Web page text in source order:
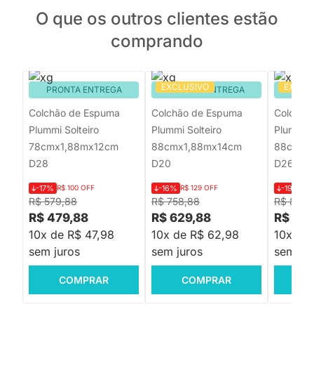
O que os outros clientes estão
comprando
PRONTA ENTREGA
Colchão de Espuma
Plummi Solteiro
78cmx1,88mx12cm
D28
R$ 579,88
-17% R$ 100 OFF
R$ 479,88
10x de R$ 47,98
sem juros
COMPRAR
EXCLUSIVO
PRONTA ENTREGA
Colchão de Espuma
Plummi Solteiro
88cmx1,88mx14cm
D20
R$ 758,88
-16% R$ 129 OFF
R$ 629,88
10x de R$ 62,98
sem juros
COMPRAR
Plummi
D26
R$
-19%
R$
10x de
sem